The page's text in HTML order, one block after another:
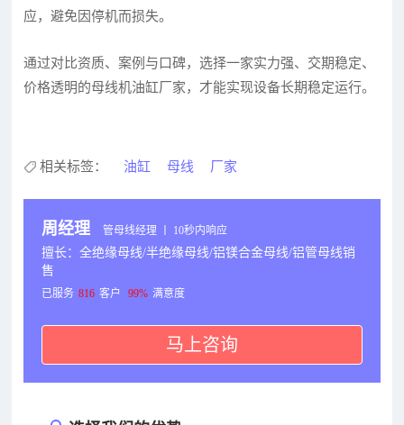
应，避免因停机而损失。
通过对比资质、案例与口碑，选择一家实力强、交期稳定、
价格透明的母线机油缸厂家，才能实现设备长期稳定运行。
相关标签： 油缸 母线 厂家
周经理 管母线经理 丨 10秒内响应
擅长：全绝缘母线/半绝缘母线/铝镁合金母线/铝管母线销
售
已服务 816 客户 99% 满意度
马上咨询